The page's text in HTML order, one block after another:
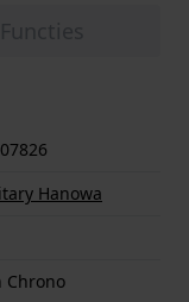
Hanowa
Chrono